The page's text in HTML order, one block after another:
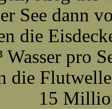
See dann
die
Wasser pro
die
15